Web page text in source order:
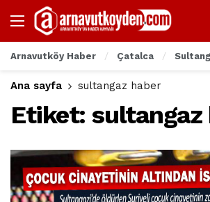
Arnavutköy Haber Çatalca
Ana sayfa sultangaz haber
Etiket: sultangaz